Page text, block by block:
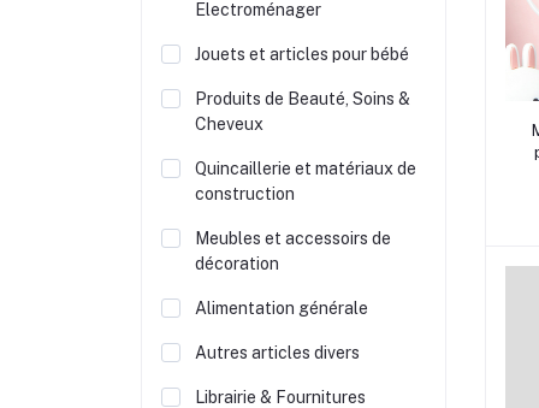
Electroménager
Jouets et articles pour bébé
Produits de Beauté, Soins &
Cheveux
Quincaillerie et matériaux de
construction
Meubles et accessoirs de
décoration
Alimentation générale
Autres articles divers
Librairie & Fournitures